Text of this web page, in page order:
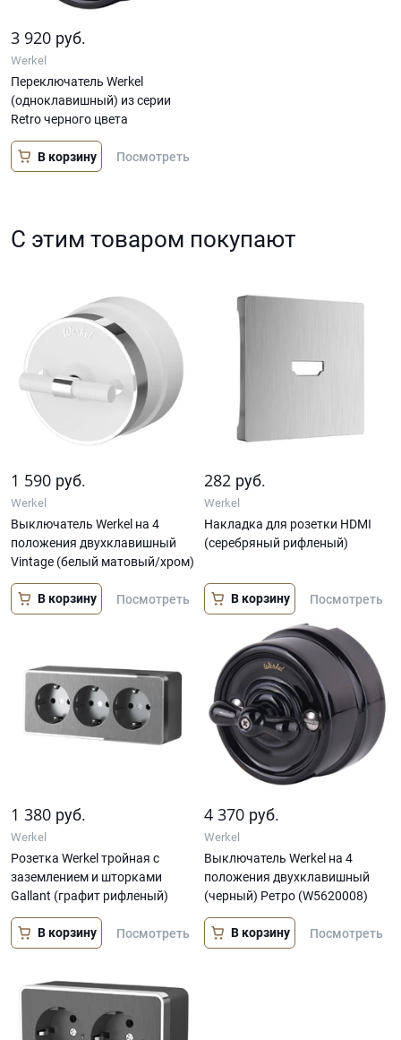
3 920 руб.
Werkel
Переключатель Werkel
(одноклавишный) из серии
Retro черного цвета
В корзину Посмотреть
С этим товаром покупают
1 590 руб.
Werkel
Выключатель Werkel на 4
положения двухклавишный
Vintage (белый матовый/хром)
В корзину Посмотреть
282 руб.
Werkel
Накладка для розетки HDMI
(серебряный рифленый)
В корзину Посмотреть
1 380 руб.
Werkel
Розетка Werkel тройная с
заземлением и шторками
Gallant (графит рифленый)
В корзину Посмотреть
4 370 руб.
Werkel
Выключатель Werkel на 4
положения двухклавишный
(черный) Ретро (W5620008)
В корзину Посмотреть